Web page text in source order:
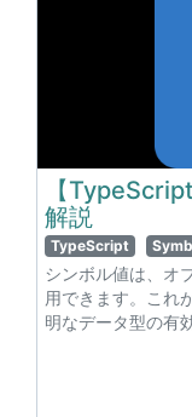
【
解説
TypeScript
シンボル値は、オ
用できます。これ
明なデータ型の有